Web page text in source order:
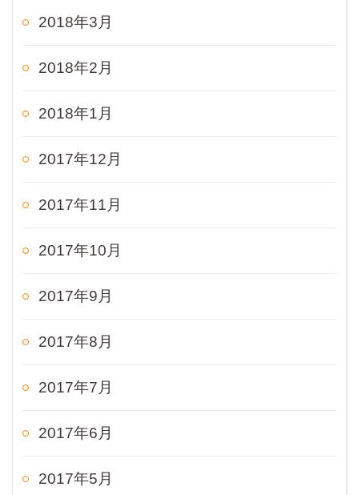
2018年3月
2018年2月
2018年1月
2017年12月
2017年11月
2017年10月
2017年9月
2017年8月
2017年7月
2017年6月
2017年5月